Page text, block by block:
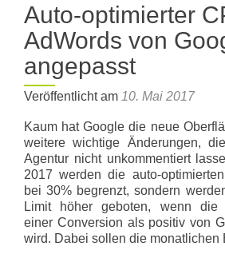
Auto-optimierter
AdWords von
angepasst
Veröffentlicht am 10. Mai 2017
Kaum hat Google die neue
weitere wichtige Änderungen,
Agentur nicht unkommentiert
2017 werden die auto-
bei 30% begrenzt, sondern
Limit höher geboten, wenn die
einer Conversion als positiv von
wird. Dabei sollen die monatlichen